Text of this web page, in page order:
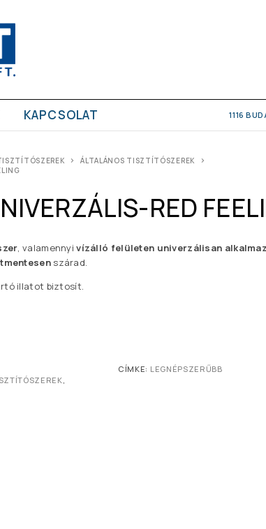
KAPCSOLAT 1116
ÁLTALÁNOS TISZTÍTÓSZEREK
RED
, valamennyivízálló felületen univerzálisan
szárad.
illatot biztosít.
CÍMKE: LEGNÉPSZERŰBB